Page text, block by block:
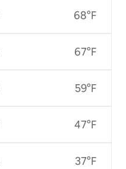
68°F
67°F
59°F
47°F
37°F